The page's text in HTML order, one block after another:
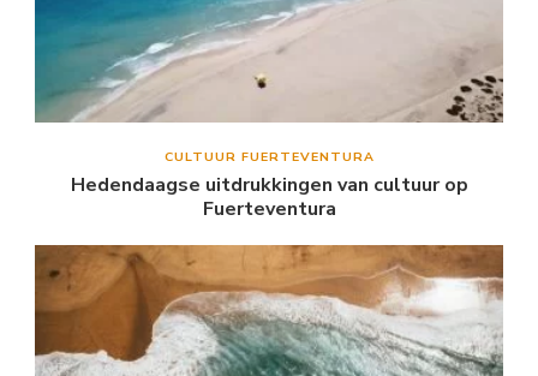
CULTUUR FUERTEVENTURA
Hedendaagse uitdrukkingen van cultuur op
Fuerteventura